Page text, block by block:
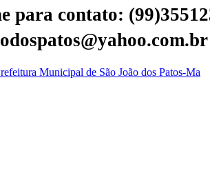
para contato:
Municipal de São João dos Patos-Ma